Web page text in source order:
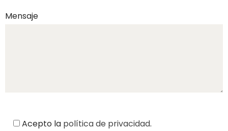
Mensaje
Acepto la política de privacidad.